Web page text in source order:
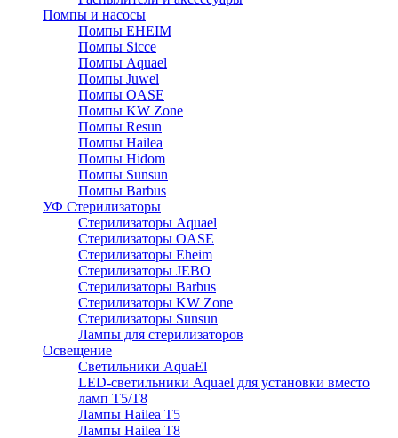
Помпы и насосы
Помпы EHEIM
Помпы Sicce
Помпы Aquael
Помпы Juwel
Помпы OASE
Помпы KW Zone
Помпы Resun
Помпы Hailea
Помпы Hidom
Помпы Sunsun
Помпы Barbus
УФ Стерилизаторы
Стерилизаторы Aquael
Стерилизаторы OASE
Стерилизаторы Eheim
Стерилизаторы JEBO
Стерилизаторы Barbus
Стерилизаторы KW Zone
Стерилизаторы Sunsun
Лампы для стерилизаторов
Освещение
Cветильники AquaEl
LED-светильники Aquael для установки вместо
ламп Т5/Т8
Лампы Hailea Т5
Лампы Hailea Т8